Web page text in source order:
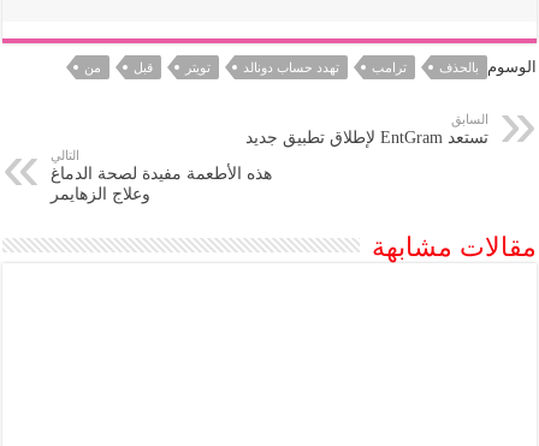
الوسوم بالحذف ترامب تهدد حساب دونالد تويتر قبل من
السابق
تستعد EntGram لإطلاق تطبيق جديد
التالي
هذه الأطعمة مفيدة لصحة الدماغ
وعلاج الزهايمر
مقالات مشابهة